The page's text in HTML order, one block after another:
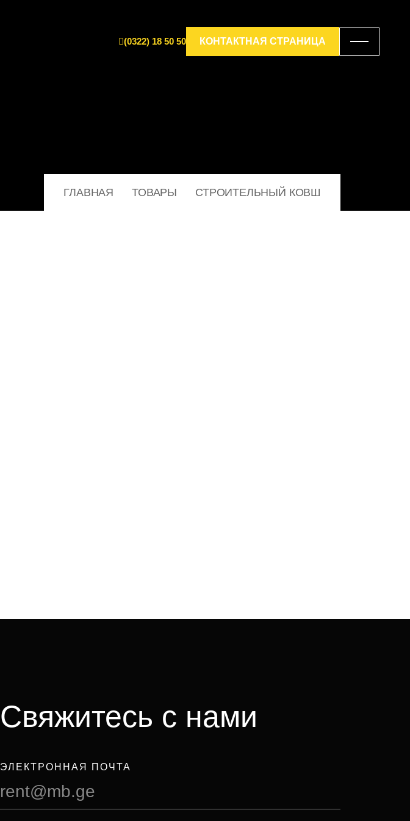
(0322) 18 50 50 КОНТАКТНАЯ СТРАНИЦА
ГЛАВНАЯ ТОВАРЫ СТРОИТЕЛЬНЫЙ КОВШ
Свяжитесь с нами
ЭЛЕКТРОННАЯ ПОЧТА
rent@mb.ge